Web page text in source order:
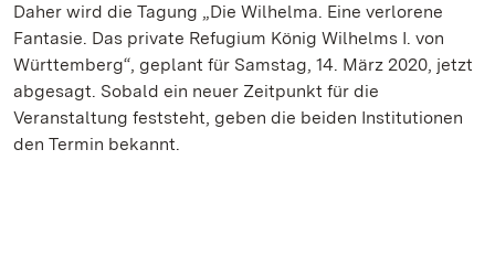
Daher wird die Tagung „Die Wilhelma. Eine verlorene
Fantasie. Das private Refugium König Wilhelms I. von
Württemberg“, geplant für Samstag, 14. März 2020, jetzt
abgesagt. Sobald ein neuer Zeitpunkt für die
Veranstaltung feststeht, geben die beiden Institutionen
den Termin bekannt.